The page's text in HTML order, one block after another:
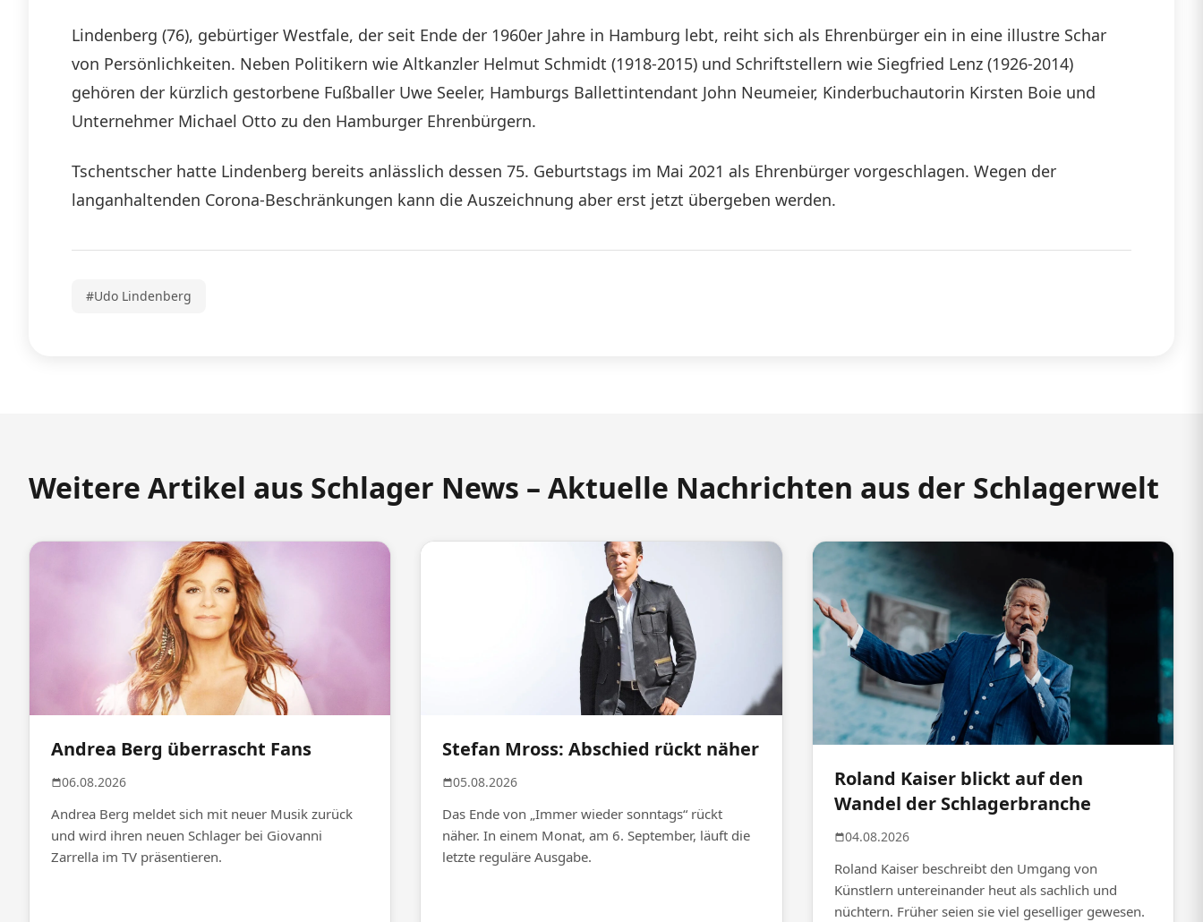
Lindenberg (76), gebürtiger Westfale, der seit Ende der 1960er Jahre in Hamburg lebt, reiht sich als Ehrenbürger ein in eine illustre Schar
von Persönlichkeiten. Neben Politikern wie Altkanzler Helmut Schmidt (1918-2015) und Schriftstellern wie Siegfried Lenz (1926-2014)
gehören der kürzlich gestorbene Fußballer Uwe Seeler, Hamburgs Ballettintendant John Neumeier, Kinderbuchautorin Kirsten Boie und
Unternehmer Michael Otto zu den Hamburger Ehrenbürgern.
Tschentscher hatte Lindenberg bereits anlässlich dessen 75. Geburtstags im Mai 2021 als Ehrenbürger vorgeschlagen. Wegen der
langanhaltenden Corona-Beschränkungen kann die Auszeichnung aber erst jetzt übergeben werden.
#Udo Lindenberg
Weitere Artikel aus Schlager News – Aktuelle Nachrichten aus der Schlagerwelt
Andrea Berg überrascht Fans
06.08.2026
Andrea Berg meldet sich mit neuer Musik zurück
und wird ihren neuen Schlager bei Giovanni
Zarrella im TV präsentieren.
Stefan Mross: Abschied rückt näher
05.08.2026
Das Ende von „Immer wieder sonntags“ rückt
näher. In einem Monat, am 6. September, läuft die
letzte reguläre Ausgabe.
Roland Kaiser blickt auf den
Wandel der Schlagerbranche
04.08.2026
Roland Kaiser beschreibt den Umgang von
Künstlern untereinander heut als sachlich und
nüchtern. Früher seien sie viel geselliger gewesen.